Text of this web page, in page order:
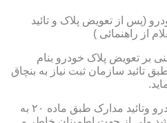
(پس از تعویض پلاک و تائید
از راهنمائی )
بر تعویض پلاک خودرو بنام
قبل از ۲۳/۰۷/۸۴ که طبق تائید سازمان ثبت نیاز به بنچاق
گرچه وظیفه کنترل اصالت خودرو وتائید مدارک طبق ماده ۲۰ به